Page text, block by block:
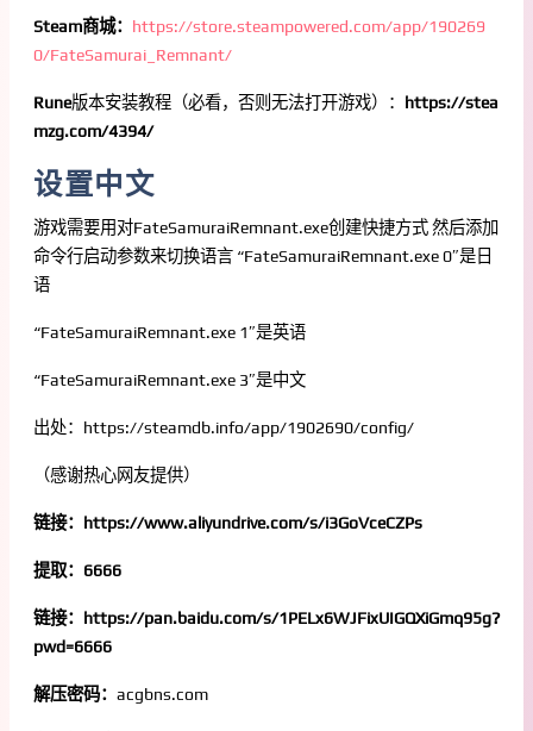
Steam商城： https://store.steampowered.com/app/190269
0/FateSamurai_Remnant/
Rune版本安装教程（必看，否则无法打开游戏）： https://stea
mzg.com/4394/
设置中文
游戏需要用对FateSamuraiRemnant.exe创建快捷方式 然后添加
命令行启动参数来切换语言 “FateSamuraiRemnant.exe 0″是日
语
“FateSamuraiRemnant.exe 1″是英语
“FateSamuraiRemnant.exe 3″是中文
出处：https://steamdb.info/app/1902690/config/
（感谢热心网友提供）
链接：https://www.aliyundrive.com/s/i3GoVceCZPs
提取：6666
链接：https://pan.baidu.com/s/1PELx6WJFixUIGQXiGmq95g?
pwd=6666
解压密码： acgbns.com